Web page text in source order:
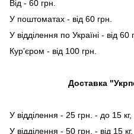
Від - 60 грн.
У поштоматах - від 60 грн.
У відділення по Україні - від 60
Кур’єром - від 100 грн.
Доставка
У відділення - 25 грн. - до 15
У відділення - 50 грн. - від 15 кг.